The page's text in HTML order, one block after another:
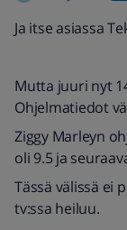
Ja itse asiassa
Mutta juuri nyt
Ohjelmatiedot
Ziggy Marleyn
oli 9.5 ja
Tässä välissä ei
tv:ssa heiluu.